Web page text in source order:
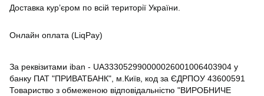
Доставка кур’єром по всій території України.
Онлайн оплата (LiqPay)
За реквізитами iban - UA333052990000026001006403904 у
банку ПАТ "ПРИВАТБАНК", м.Київ, код за ЄДРПОУ 43600591
Товариство з обмеженою відповідальністю "ВИРОБНИЧЕ